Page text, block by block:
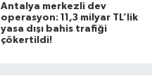
Antalya merkezli dev
operasyon: 11,3 milyar TL’lik
yasa dışı bahis trafiği
çökertildi!